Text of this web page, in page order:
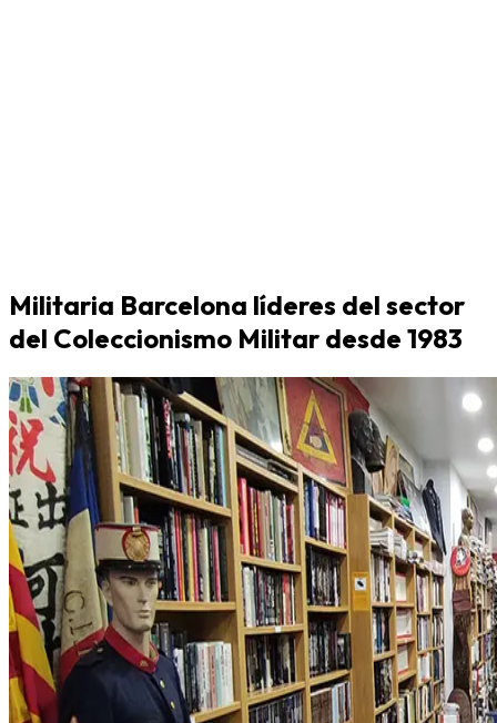
Militaria Barcelona líderes del sector
del Coleccionismo Militar desde 1983